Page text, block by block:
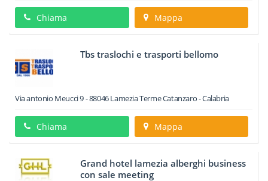
Chiama Mappa
Tbs traslochi e trasporti bellomo
Via antonio Meucci 9-88046Lamezia TermeCatanzaro -Calabria
Chiama Mappa
Grand hotel lamezia alberghi business
con sale meeting